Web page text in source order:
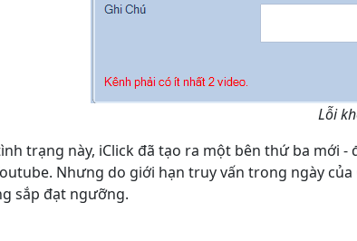
Lỗi
trạng này, iClick đã tạo ra một bên thứ ba mới
Nhưng do giới hạn truy vấn trong ngày
sắp đạt ngưỡng.